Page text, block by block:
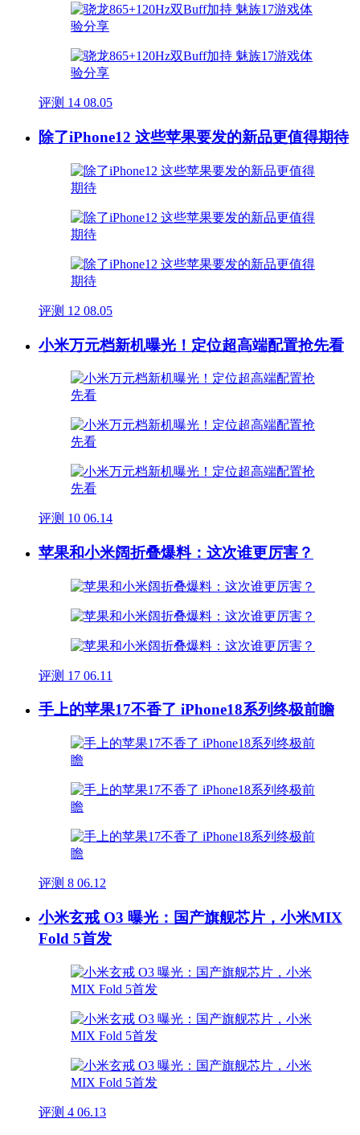
评测 14 08.05
除了iPhone12 这些苹果要发的新品更值得期待
评测 12 08.05
小米万元档新机曝光！定位超高端配置抢先看
评测 10 06.14
苹果和小米阔折叠爆料：这次谁更厉害？
评测 17 06.11
手上的苹果17不香了 iPhone18系列终极前瞻
评测 8 06.12
小米玄戒 O3 曝光：国产旗舰芯片，小米MIX
Fold 5首发
评测 4 06.13